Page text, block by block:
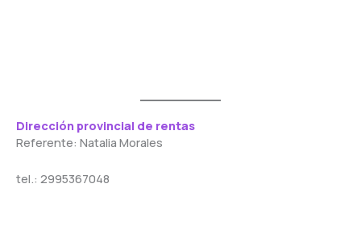
Dirección provincial de rentas
Referente: Natalia Morales
tel.: 2995367048